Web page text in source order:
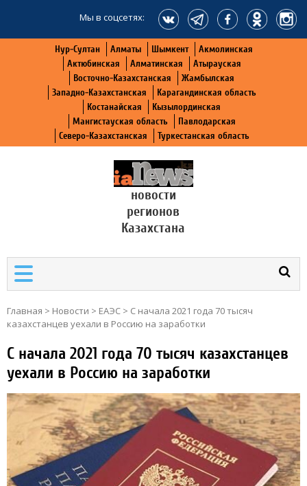
Мы в соцсетях:
Нур-Султан Алматы Шымкент
Акмолинская
Актюбинская
Алматинская
Атырауская
Восточно-Казахстанская
Жамбылская
Западно-Казахстанская
Карагандинская область
Костанайская
Кызылординская
Мангистауская область
Павлодарская
Северо-Казахстанская
Туркестанская область
новости
регионов
Казахстана
Главная > Новости > ЕАЭС > С начала 2021 года 70 тысяч
казахстанцев уехали в Россию на заработки
С начала 2021 года 70 тысяч казахстанцев
уехали в Россию на заработки